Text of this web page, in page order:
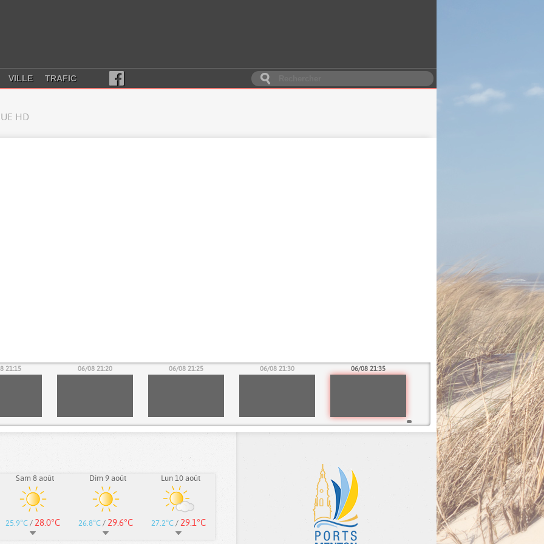
VILLE TRAFIC
HD
21:15 06/08 21:20 06/08 21:25 06/08 21:30 06/08 21:35
Sam 8 août
25.9°C / 28.0°C
Dim 9 août
26.8°C / 29.6°C
Lun 10 août
27.2°C / 29.1°C